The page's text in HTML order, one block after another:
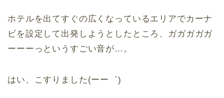
ホテルを出てすぐの広くなっているエリアでカーナ
ビを設定して出発しようとしたところ、ガガガガガ
ーーーっというすごい音が…。
はい、こすりました(ーー゛)